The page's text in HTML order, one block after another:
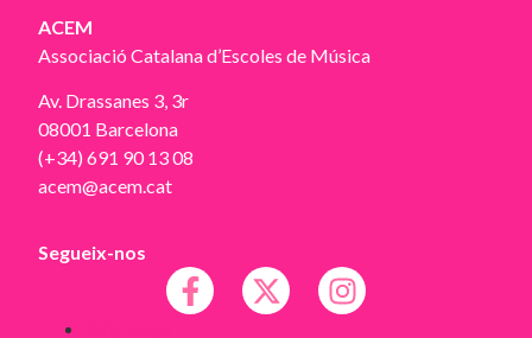
ACEM
Associació Catalana d’Escoles de Música
Av. Drassanes 3, 3r
08001 Barcelona
(+34) 691 90 13 08
acem@acem.cat
Segueix-nos